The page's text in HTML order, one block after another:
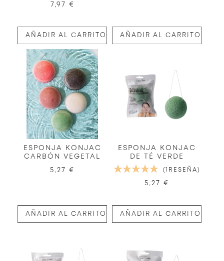
7,97 €
AÑADIR AL CARRITO AÑADIR AL CARRITO
ESPONJA KONJAC
CARBÓN VEGETAL
5,27 €
AÑADIR AL CARRITO
ESPONJA KONJAC
DE TÉ VERDE
VALORACIÓN:RESEÑA
5,27 €
AÑADIR AL CARRITO